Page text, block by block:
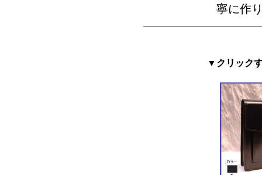
寧に作
▼クリック